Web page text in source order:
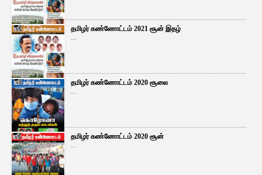
தமிழர் கண்ணோட்டம் 2021 சூன் இதழ்
...
தமிழர் கண்ணோட்டம் 2020 சூலை
...
தமிழர் கண்ணோட்டம் 2020 சூன்
...